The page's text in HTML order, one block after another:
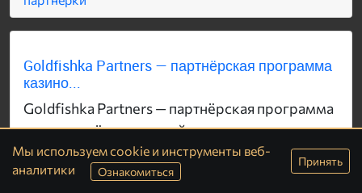
Goldfishka Partners — партнёрская программа
казино...
Goldfishka Partners — партнёрская программа
от одноимённого онлайн-казино,
работающего с...
Мы используем cookie и инструменты веб-
аналитики
Ознакомиться
Принять